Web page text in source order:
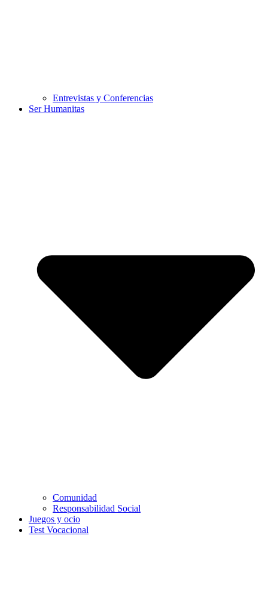
Entrevistas y Conferencias
Ser Humanitas
Comunidad
Responsabilidad Social
Juegos y ocio
Test Vocacional